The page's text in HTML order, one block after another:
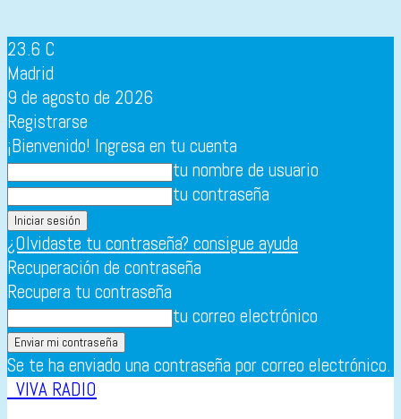
23.6 C
Madrid
9 de agosto de 2026
Registrarse
¡Bienvenido! Ingresa en tu cuenta
tu nombre de usuario
tu contraseña
¿Olvidaste tu contraseña? consigue ayuda
Recuperación de contraseña
Recupera tu contraseña
tu correo electrónico
Se te ha enviado una contraseña por correo electrónico.
VIVA RADIO